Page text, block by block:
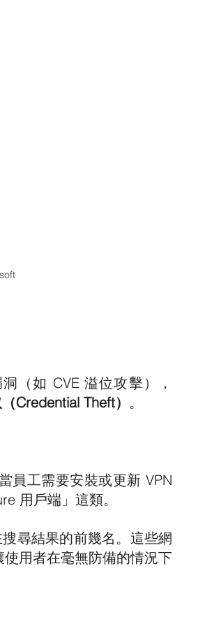
（如 CVE 溢位攻擊），
Credential Theft） 。
員工需要安裝或更新 VPN
用戶端」這類。
尋結果的前幾名。這些網
用者在毫無防備的情況下